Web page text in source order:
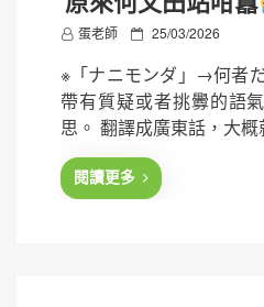
蛋老師
P
s
t
e
d
25/03/2026
※「ナニモンダ」→何者
帶有質疑或者挑釁的語
思。 翻譯成廣東話，大
閱讀更多